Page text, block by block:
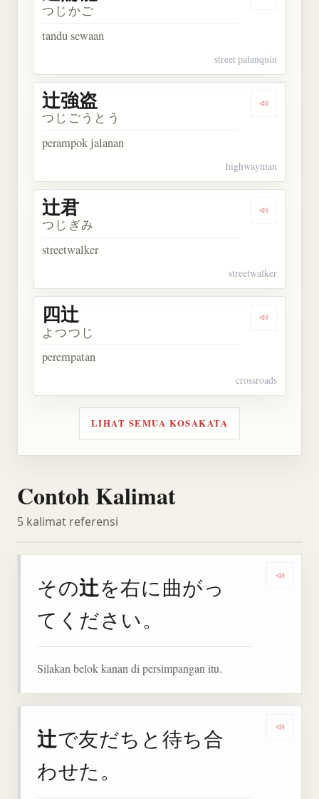
Dengarkan
つじかご
tandu sewaan
street palanquin
Dengarkan
辻強盗
つじごうとう
perampok jalanan
highwayman
Dengarkan
辻君
つじぎみ
streetwalker
streetwalker
Dengarkan
四辻
よつつじ
perempatan
crossroads
LIHAT SEMUA KOSAKATA
Contoh Kalimat
5 kalimat referensi
その辻を右に曲がっ
てください。
Silakan belok kanan di persimpangan itu.
辻で友だちと待ち合
わせた。